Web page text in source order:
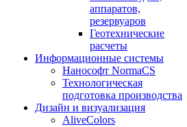
аппаратов,
резервуаров
Геотехнические
расчеты
Информационные системы
Нанософт NormaCS
Технологическая
подготовка производства
Дизайн и визуализация
AliveColors